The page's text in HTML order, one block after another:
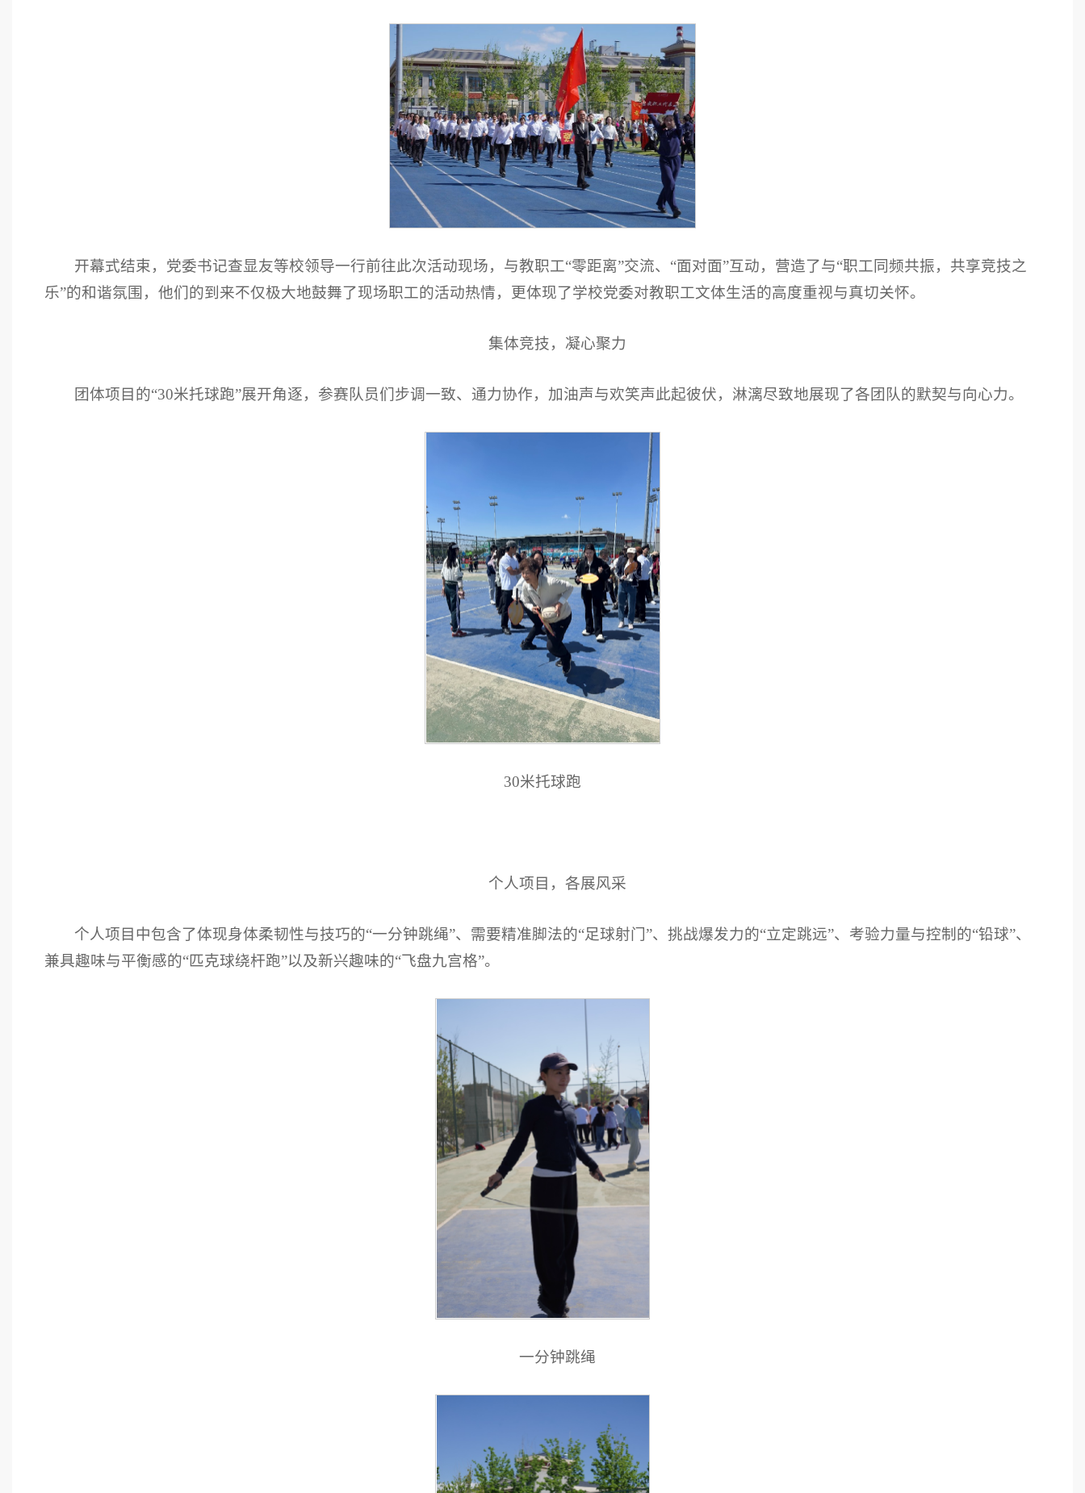
开幕式结束，党委书记查显友等校领导一行前往此次活动现场，与教职工“零距离”交流、“面对面”互动，营造了与“职工同频共振，共享竞技之
乐”的和谐氛围，他们的到来不仅极大地鼓舞了现场职工的活动热情，更体现了学校党委对教职工文体生活的高度重视与真切关怀。
集体竞技，凝心聚力
团体项目的“30米托球跑”展开角逐，参赛队员们步调一致、通力协作，加油声与欢笑声此起彼伏，淋漓尽致地展现了各团队的默契与向心力。
30米托球跑
个人项目，各展风采
个人项目中包含了体现身体柔韧性与技巧的“一分钟跳绳”、需要精准脚法的“足球射门”、挑战爆发力的“立定跳远”、考验力量与控制的“铅球”、
兼具趣味与平衡感的“匹克球绕杆跑”以及新兴趣味的“飞盘九宫格”。
一分钟跳绳